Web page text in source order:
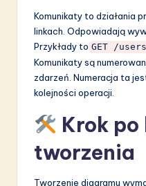
Komunikaty to działania
linkach. Odpowiadają
Przykłady to GET /users
Komunikaty są
zdarzeń. Numeracja ta
kolejności operacji.
Krok
tworzenia
Tworzenie diagramu